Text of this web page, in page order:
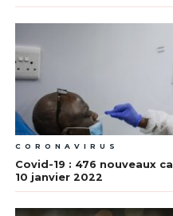
CORONAVIRUS
Covid-19 : 476 nouveaux
10 janvier 2022